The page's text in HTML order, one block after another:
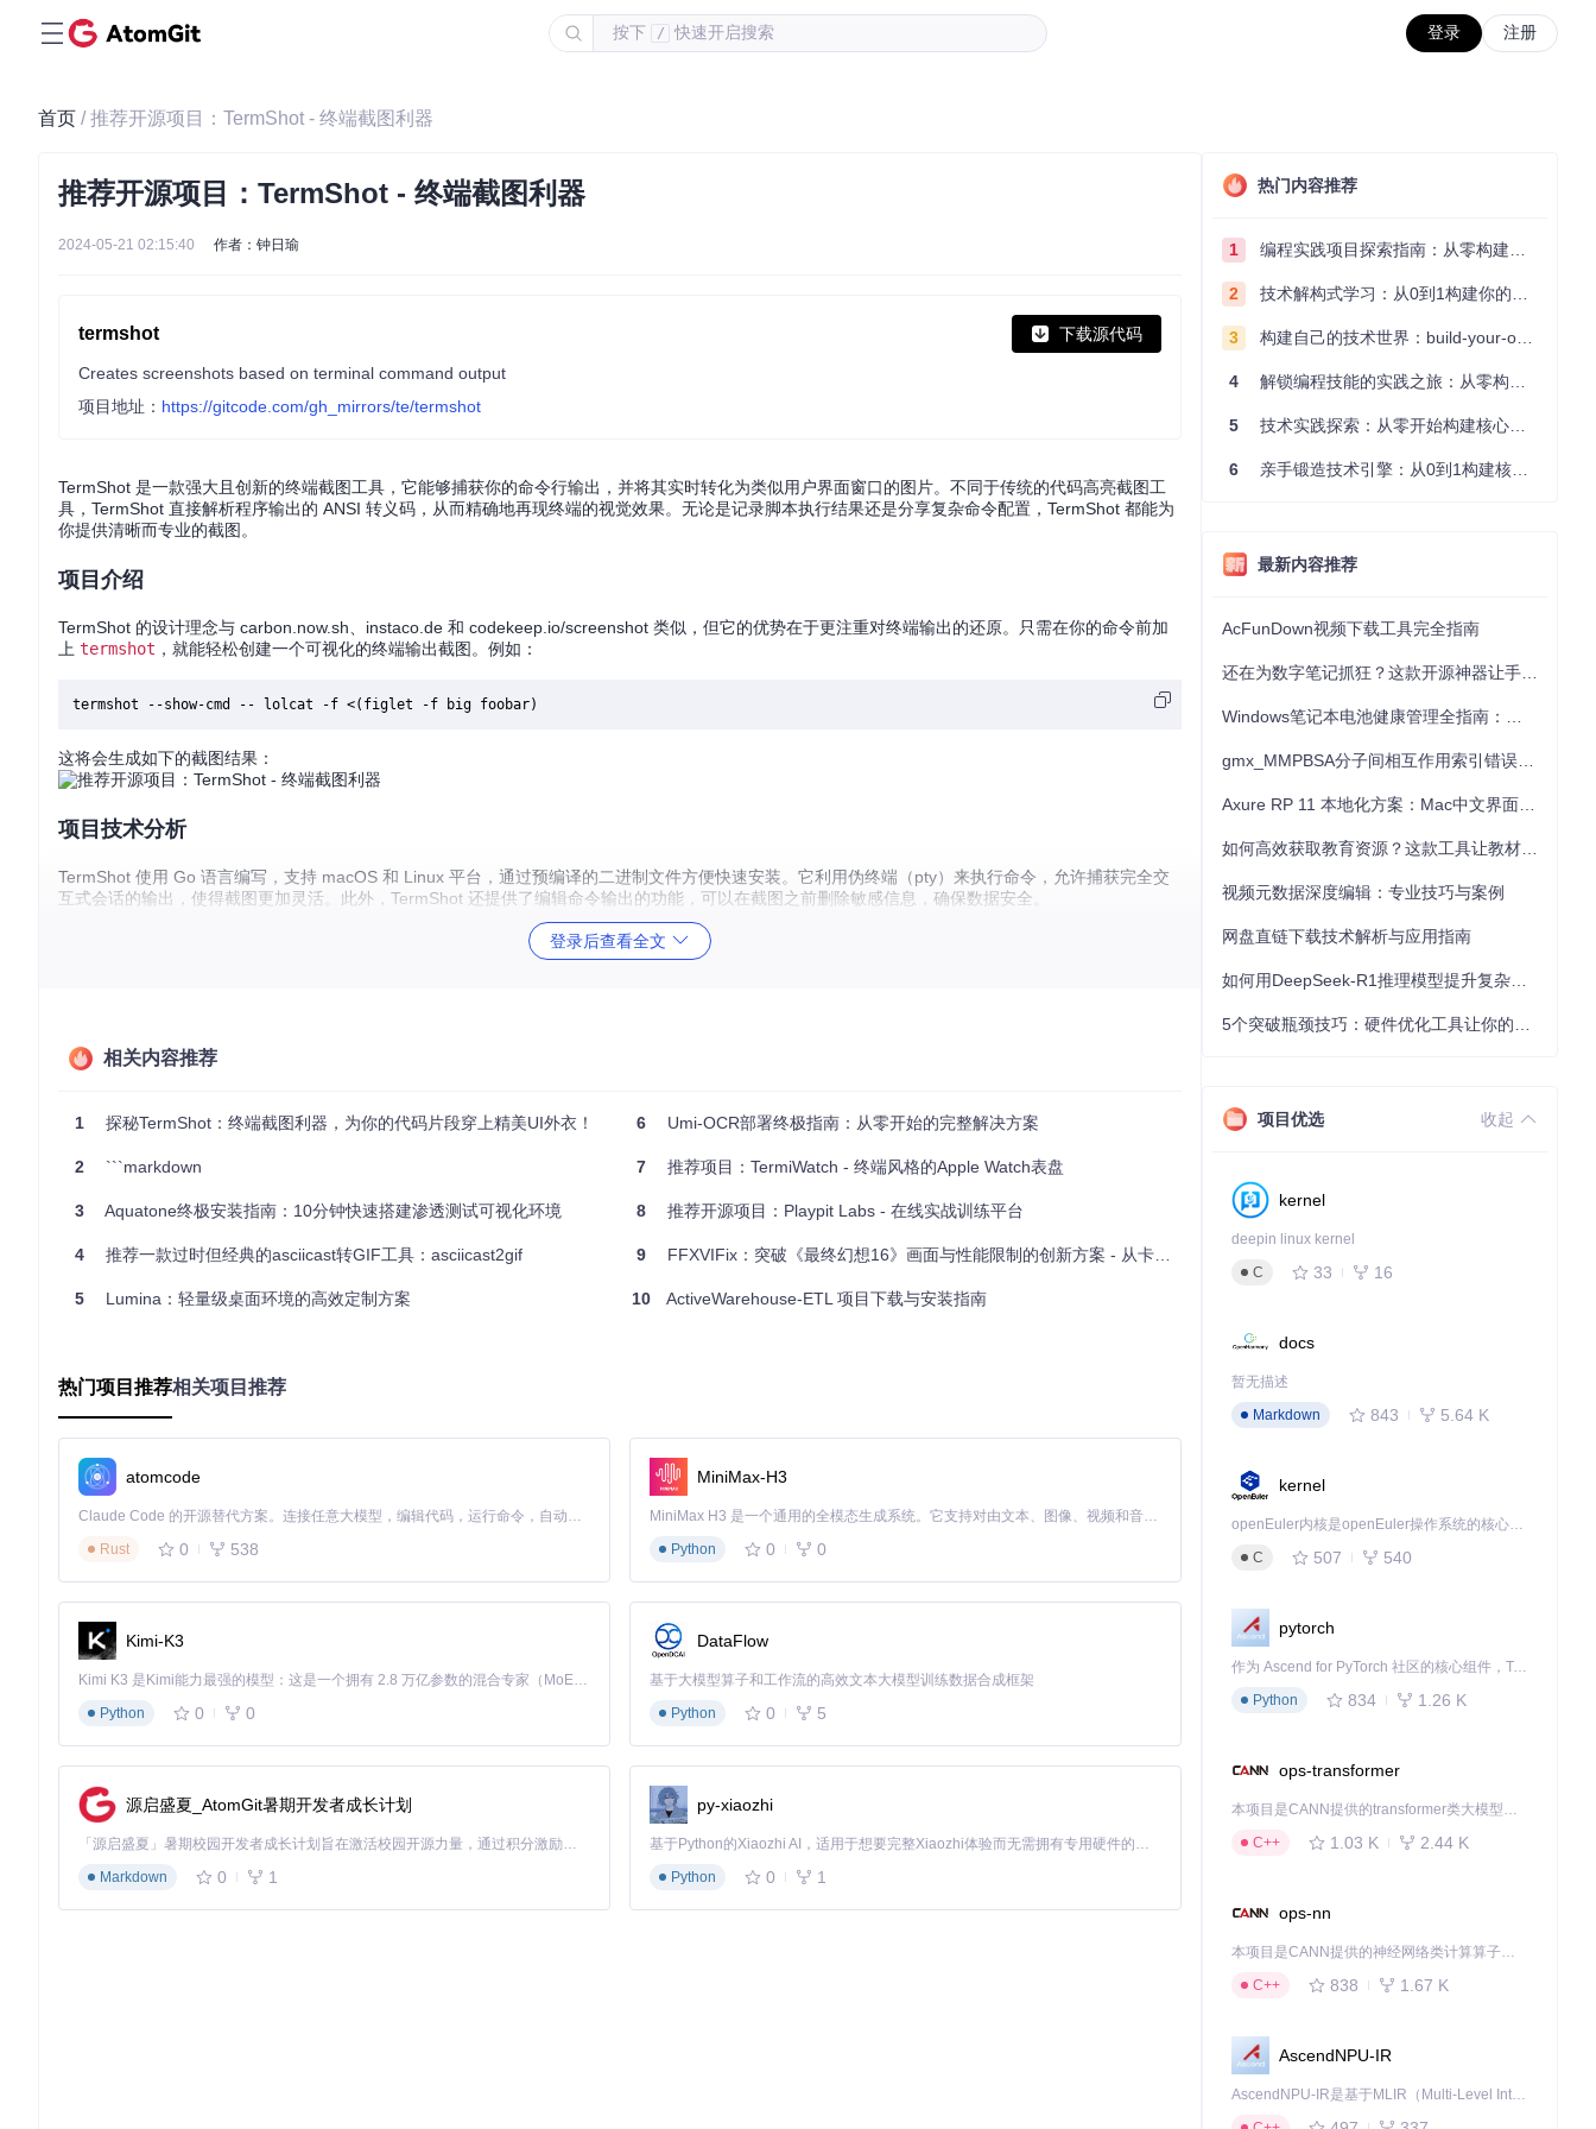
按下 / 快速开启搜索 登录 注册
首页 / 推荐开源项目：TermShot - 终端截图利器
推荐开源项目：TermShot - 终端截图利器
2024-05-21 02:15:40 作者：钟日瑜
termshot 下载源代码
Creates screenshots based on terminal command output
项目地址： https://gitcode.com/gh_mirrors/te/termshot
TermShot 是一款强大且创新的终端截图工具，它能够捕获你的命令行输出，并将其实时转化为类似用户界面窗口的图片。不同于传统的代码高亮截图工
具，TermShot 直接解析程序输出的 ANSI 转义码，从而精确地再现终端的视觉效果。无论是记录脚本执行结果还是分享复杂命令配置，TermShot 都能为
你提供清晰而专业的截图。
项目介绍
TermShot 的设计理念与 carbon.now.sh、instaco.de 和 codekeep.io/screenshot 类似，但它的优势在于更注重对终端输出的还原。只需在你的命令前加
上 termshot ，就能轻松创建一个可视化的终端输出截图。例如：
这将会生成如下的截图结果：
项目技术分析
TermShot 使用 Go 语言编写，支持 macOS 和 Linux 平台，通过预编译的二进制文件方便快速安装。它利用伪终端（pty）来执行命令，允许捕获完全交
互式会话的输出，使得截图更加灵活。此外，TermShot 还提供了编辑命令输出的功能，可以在截图之前删除敏感信息，确保数据安全。
值得注意的是，TermShot 可以处理大多数 ANSI 转义序列，但它仍处于持续开发阶段，对于某些复杂的命令或未被解析的序列，可能会出现解析不准确的
文档记录：当你需要为教程或文档中的命令行操作提供直观展示时，TermShot 是理想的选择。
项目特点
ANSI 支持：精准解析并重现 ANSI 转义码，确保终端输出的原始色彩和样式得到完美保留。
跨平台：支持 macOS 和 Linux 系统，兼容多种环境。
Creates screenshots based on terminal command output
项目地址：https://gitcode.com/gh_mirrors/te/termshot
登录后查看全文
相关内容推荐
1 探秘TermShot：终端截图利器，为你的代码片段穿上精美UI外衣！
2 ```markdown
3 Aquatone终极安装指南：10分钟快速搭建渗透测试可视化环境
4 推荐一款过时但经典的asciicast转GIF工具：asciicast2gif
5 Lumina：轻量级桌面环境的高效定制方案
6 Umi-OCR部署终极指南：从零开始的完整解决方案
7 推荐项目：TermiWatch - 终端风格的Apple Watch表盘
8 推荐开源项目：Playpit Labs - 在线实战训练平台
9 FFXVIFix：突破《最终幻想16》画面与性能限制的创新方案 - 从卡顿模糊到极致体验的完整路径
10 ActiveWarehouse-ETL 项目下载与安装指南
热门项目推荐相关项目推荐
atomcode
Claude Code 的开源替代方案。连接任意大模型，编辑代码，运行命令，自动验证 — 全自动执行。用 Rust 构建，极致性能。 ｜ An open-source alternative to Claude Code. Connect any LLM, edit code, run commands, and verify changes — autonomously. Built in Rust for speed. Get Started
Rust
0 538
MiniMax-H3
MiniMax H3 是一个通用的全模态生成系统。它支持对由文本、图像、视频和音频组成的多模态上下文进行统一理解，并能生成分辨率高达 2K、时长可达 15 秒的带原生立体声音频的视频。得益于面向任务泛化的系统设计，H3 在预训练阶段就已具备广泛的多模态上下文理解与生成能力，能够出色地执行复杂的多模态指令。
Python
0 0
Kimi-K3
Kimi K3 是Kimi能力最强的模型：这是一个拥有 2.8 万亿参数的混合专家（MoE）模型，具备原生视觉理解能力，并支持 100 万 token 的上下文窗口。
Python
0 0
DataFlow
基于大模型算子和工作流的高效文本大模型训练数据合成框架
Python
0 5
源启盛夏_AtomGit暑期开发者成长计划
「源启盛夏」暑期校园开发者成长计划旨在激活校园开源力量，通过积分激励、认证扶持、资源倾斜等形式，引导高校组织和开发者完成「入驻 — 建项目 — 做贡献 — 获认证 — 得资源」的完整闭环。无论你是想带领社团入驻平台的组织者，还是希望用代码贡献证明自己的开发者，都能在这里找到属于你的成长路径。
Markdown
0 1
py-xiaozhi
基于Python的Xiaozhi AI，适用于想要完整Xiaozhi体验而无需拥有专用硬件的用户。
Python
0 1
热门内容推荐
1 编程实践项目探索指南：从零构建技术能力体系
2 技术解构式学习：从0到1构建你的编程知识体系
3 构建自己的技术世界：build-your-own-x项目的实践探索指南
4 解锁编程技能的实践之旅：从零构建你的技术世界
5 技术实践探索：从零开始构建核心系统的实践指南
6 亲手锻造技术引擎：从0到1构建核心系统的实践指南
最新内容推荐
AcFunDown视频下载工具完全指南
视频元数据深度编辑：专业技巧与案例
网盘直链下载技术解析与应用指南
项目优选 收起
kernel
deepin linux kernel
C
33 16
docs
暂无描述
Markdown
843 5.64 K
kernel
openEuler内核是openEuler操作系统的核心，既是系统性能与稳定性的基石，也是连接处理器、设备与服务的桥梁。
C
507 540
pytorch
作为 Ascend for PyTorch 社区的核心组件，TorchNPU 是昇腾专为 PyTorch 打造的深度学习适配插件，使 PyTorch 框架能够直接调用昇腾 NPU，为开发者提供昇腾 AI 处理器的超强算力。
Python
834 1.26 K
ops-transformer
本项目是CANN提供的transformer类大模型算子库，实现网络在NPU上加速计算。
C++
1.03 K 2.44 K
ops-nn
本项目是CANN提供的神经网络类计算算子库，实现网络在NPU上加速计算。
C++
838 1.67 K
AscendNPU-IR
AscendNPU-IR是基于MLIR（Multi-Level Intermediate Representation）构建的，面向昇腾亲和算子编译时使用的中间表示，提供昇腾完备表达能力，通过编译优化提升昇腾AI处理器计算效率，支持通过生态框架使能昇腾AI处理器与深度调优